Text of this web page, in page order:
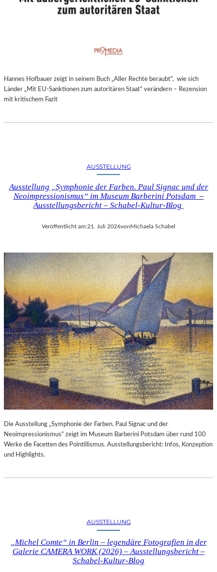
Hannes Hofbauer zeigt in seinem Buch „Aller Rechte beraubt“, wie sich
Länder „Mit EU-Sanktionen zum autoritären Staat“ verändern – Rezension
mit kritischem Fazit
AUSSTELLUNG
Ausstellung „Symphonie der Farben. Paul Signac und der
Neoimpressionismus“ im Museum Barberini Potsdam –
Ausstellungsbericht – Schabel-Kultur-Blog
Veröffentlicht am:21. Juli 2026vonMichaela Schabel
Die Ausstellung „Symphonie der Farben. Paul Signac und der
Neoimpressionismus“ zeigt im Museum Barberini Potsdam über rund 100
Werke die Facetten des Pointillismus. Ausstellungsbericht: Infos, Konzeption
und Highlights.
AUSSTELLUNG
„Michel Comte“ in Berlin – legendäre Fotografien in der
Galerie CAMERA WORK (2026) – Ausstellungsbericht –
Schabel-Kultur-Blog